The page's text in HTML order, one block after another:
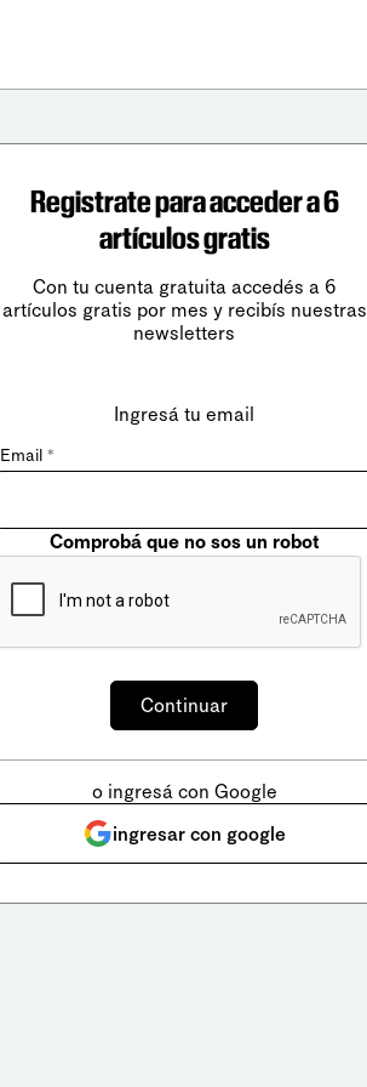
Registrate para acceder a 6
artículos gratis
Con tu cuenta gratuita accedés a 6
artículos gratis por mes y recibís nuestras
newsletters
Ingresá tu email
Email *
Comprobá que no sos un robot
o ingresá con Google
ingresar con google